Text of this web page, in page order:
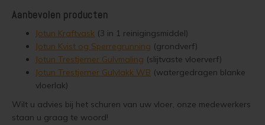
White wash vloer
Houten vloer verven
Houten vloer lakken
Trap verven
Aanbevolen producten
Jotun Kraftvask (3 in 1 reinigingsmiddel)
Jotun Kvist og Sperregrunning (grondverf)
Jotun Trestjerner Gulvmaling (slijtvaste vloerverf)
Jotun Trestjerner Gulvlakk WB (watergedragen blanke
vloerlak)
Wilt u advies bij het schuren van uw vloer, onze medewerkers
staan u graag te woord!